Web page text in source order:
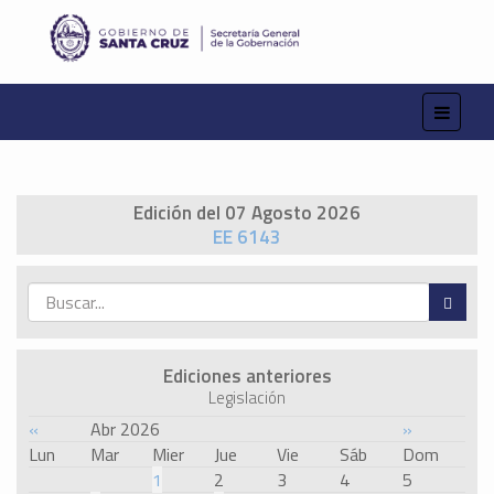
Edición del 07 Agosto 2026
EE 6143
Ediciones anteriores
Legislación
« Abr 2026
»
Lun
Mar Mier Jue Vie Sáb
Dom
1
2 3 4
5